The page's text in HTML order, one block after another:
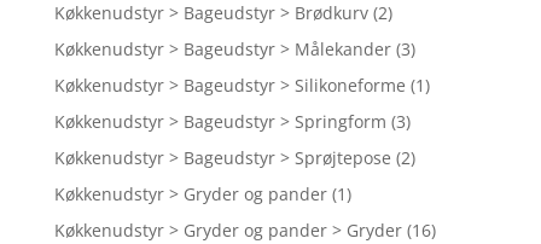
Køkkenudstyr > Bageudstyr > Brødkurv (2)
Køkkenudstyr > Bageudstyr > Målekander (3)
Køkkenudstyr > Bageudstyr > Silikoneforme (1)
Køkkenudstyr > Bageudstyr > Springform (3)
Køkkenudstyr > Bageudstyr > Sprøjtepose (2)
Køkkenudstyr > Gryder og pander (1)
Køkkenudstyr > Gryder og pander > Gryder (16)